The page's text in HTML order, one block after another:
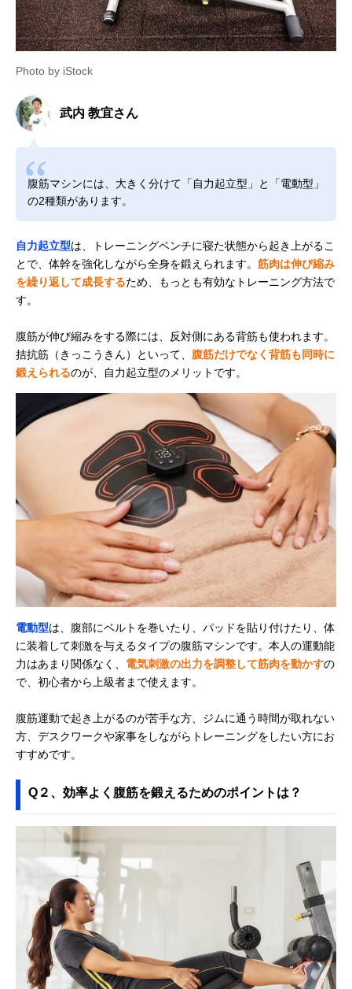
Photo by iStock
武内 教宜さん
腹筋マシンには、大きく分けて「自力起立型」と「電動型」
の2種類があります。
自力起立型は、トレーニングベンチに寝た状態から起き上がるこ
とで、体幹を強化しながら全身を鍛えられます。 筋肉は伸び縮み
を繰り返して成長するため、もっとも有効なトレーニング方法で
す。
腹筋が伸び縮みをする際には、反対側にある背筋も使われます。
拮抗筋（きっこうきん）といって、 腹筋だけでなく背筋も同時に
鍛えられるのが、自力起立型のメリットです。
電動型は、腹部にベルトを巻いたり、パッドを貼り付けたり、体
に装着して刺激を与えるタイプの腹筋マシンです。本人の運動能
力はあまり関係なく、 電気刺激の出力を調整して筋肉を動かすの
で、初心者から上級者まで使えます。
腹筋運動で起き上がるのが苦手な方、ジムに通う時間が取れない
方、デスクワークや家事をしながらトレーニングをしたい方にお
すすめです。
Q２、効率よく腹筋を鍛えるためのポイントは？